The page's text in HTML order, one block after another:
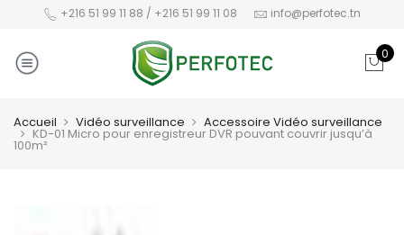
+216 51 99 11 88 / +216 51 99 11 08 info@perfotec.tn
0
Accueil Vidéo surveillance Accessoire Vidéo surveillance
KD-01 Micro pour enregistreur DVR pouvant couvrir jusqu’à
100m²